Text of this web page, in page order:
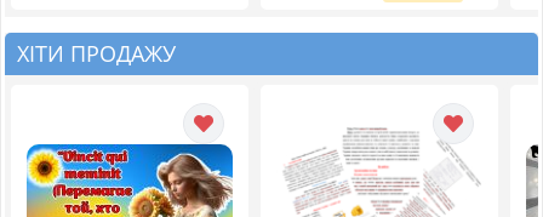
ХІТИ ПРОДАЖУ